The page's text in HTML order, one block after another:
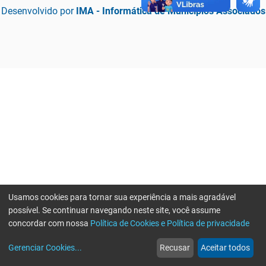
Desenvolvido por IMA - Informática de Municípios Associados
web
Notícias
more_horiz
Mais
Usamos cookies para tornar sua experiência a mais agradável
possível. Se continuar navegando neste site, você assume
concordar com nossa Política de Cookies e Política de privacidade
Gerenciar Cookies... Recusar Aceitar todos
Erro ao enviar informações, por favor tente novamente